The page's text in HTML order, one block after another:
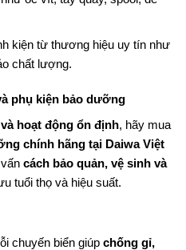
kiện từ thương hiệu uy tín như
chất lượng.
phụ kiện bảo dưỡng
hoạt động ổn định, hãy mua
chính hãng tại Daiwa Việt
cách bảo quản, vệ sinh và
tuổi thọ và hiệu suất.
chuyến biển giúp chống gỉ,